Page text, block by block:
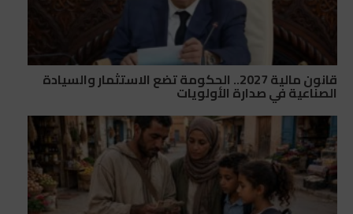
قانون مالية 2027.. الحكومة تضع الاستثمار والسيادة
الصناعية في صدارة الأولويات